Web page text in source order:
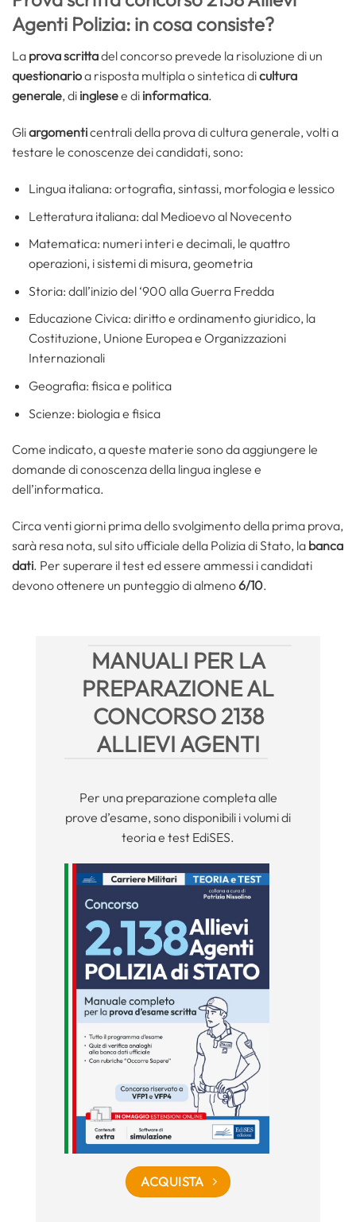
Agenti Polizia: in cosa consiste?
La prova scrittadel concorso prevede la risoluzione di un
questionarioa risposta multipla o sintetica dicultura
generale, di inglesee di informatica.
Gliargomenticentrali della prova di cultura generale, volti a
testare le conoscenze dei candidati, sono:
Lingua italiana: ortografia, sintassi, morfologia e lessico
Letteratura italiana: dal Medioevo al Novecento
Matematica: numeri interi e decimali, le quattro
operazioni, i sistemi di misura, geometria
Storia: dall’inizio del ‘900 alla Guerra Fredda
Educazione Civica: diritto e ordinamento giuridico, la
Costituzione, Unione Europea e Organizzazioni
Internazionali
Geografia: fisica e politica
Scienze: biologia e fisica
Come indicato, a queste materie sono da aggiungere le
domande di conoscenza della lingua inglese e
dell’informatica.
Circa venti giorni prima dello svolgimento della prima prova,
sarà resa nota, sul sito ufficiale della Polizia di Stato, la banca
dati. Per superare il test ed essere ammessi i candidati
devono ottenere un punteggio di almeno6/10.
MANUALI PER LA
PREPARAZIONE AL
CONCORSO 2138
ALLIEVI AGENTI
Per una preparazione completa alle
prove d’esame, sono disponibili i volumi di
teoria e test EdiSES.
ACQUISTA